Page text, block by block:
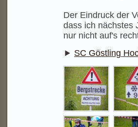
Der Eindruck der
dass ich nächstes
nur nicht auf's
SC Göstling